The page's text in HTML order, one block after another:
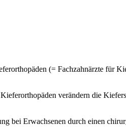
(= Fachzahnärzte für
verändern die
bei Erwachsenen durch einen